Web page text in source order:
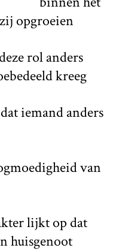
opgroeien
rol anders
kreeg
dat iemand anders
van
lijkt op dat
huisgenoot